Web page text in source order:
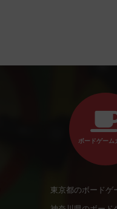
ボードゲーム
東京都のボードゲ